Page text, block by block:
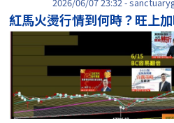
紅馬火燙行情到何時？旺上